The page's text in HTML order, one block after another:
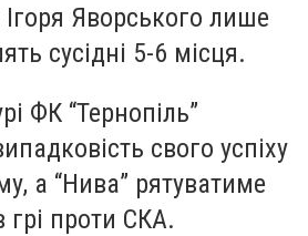
Яворського лише
сусідні 5-6 місця.
ФК “Тернопіль”
свого успіху
а “Нива” рятуватиме
грі проти СКА.